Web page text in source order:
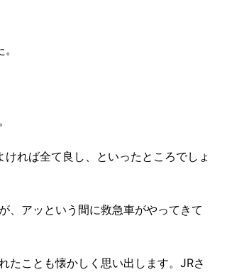
れば全て良し、といったところでしょ
、アッという間に救急車がやってきて
たことも懐かしく思い出します。JRさ